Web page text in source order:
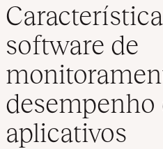
software de
desempenho
aplicativos